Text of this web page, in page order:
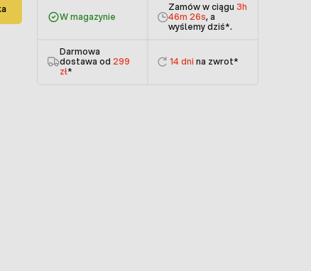
W magazynie
Zamów w ciągu 3h
46m 26s, a
wyślemy dziś*.
Darmowa
dostawa od 299
zł*
14 dni na zwrot*